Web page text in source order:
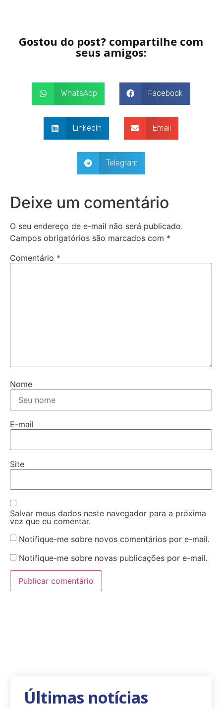
Gostou do post? compartilhe com
seus amigos:
WhatsApp Facebook
LinkedIn Email
Telegram
Deixe um comentário
O seu endereço de e-mail não será publicado.
Campos obrigatórios são marcados com *
Comentário *
Nome
E-mail
Site
Salvar meus dados neste navegador para a próxima
vez que eu comentar.
Notifique-me sobre novos comentários por e-mail.
Notifique-me sobre novas publicações por e-mail.
Últimas notícias